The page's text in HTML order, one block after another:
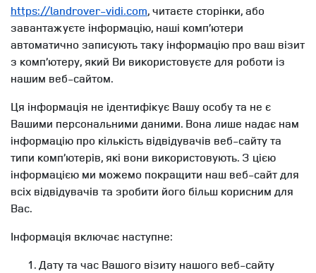
https://landrover-vidi.com, читаєте сторінки, або
завантажуєте інформацію, наші комп’ютери
автоматично записують таку інформацію про ваш візит
з комп’ютеру, який Ви використовуєте для роботи із
нашим веб-сайтом.
Ця інформація не ідентифікує Вашу особу та не є
Вашими персональними даними. Вона лише надає нам
інформацію про кількість відвідувачів веб-сайту та
типи комп’ютерів, які вони використовують. З цією
інформацією ми можемо покращити наш веб-сайт для
всіх відвідувачів та зробити його більш корисним для
Вас.
Інформація включає наступне:
Дату та час Вашого візиту нашого веб-сайту